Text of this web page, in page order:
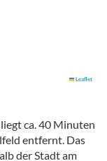
Leaflet
ca. 40 Minuten
entfernt. Das
der Stadt am